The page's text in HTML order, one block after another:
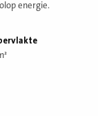
energie.